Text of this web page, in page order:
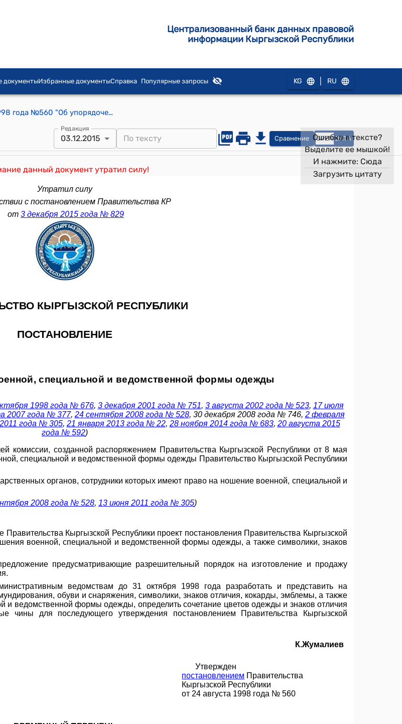
Централизованный банк данных правовой
информации Кыргызской Республики
документыИзбранные документыСправка Популярные запросы KG RU
Постановление Правительства КР от 24 августа 1998 года №560 "Об упорядочении ношения военной, специальной и ведомственной формы одежды"
Редакция
03.12.2015 Сравнение OPEN DATA
данный документ утратил силу!
Ошибка в тексте?
Выделите ее мышкой!
И нажмите: Сюда
Загрузить цитату